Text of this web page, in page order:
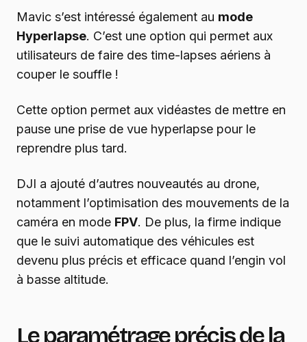
Mavic s’est intéressé également au mode
Hyperlapse. C’est une option qui permet aux
utilisateurs de faire des time-lapses aériens à
couper le souffle !
Cette option permet aux vidéastes de mettre en
pause une prise de vue hyperlapse pour le
reprendre plus tard.
DJI a ajouté d’autres nouveautés au drone,
notamment l’optimisation des mouvements de la
caméra en mode FPV. De plus, la firme indique
que le suivi automatique des véhicules est
devenu plus précis et efficace quand l’engin vol
à basse altitude.
Le paramétrage précis de la